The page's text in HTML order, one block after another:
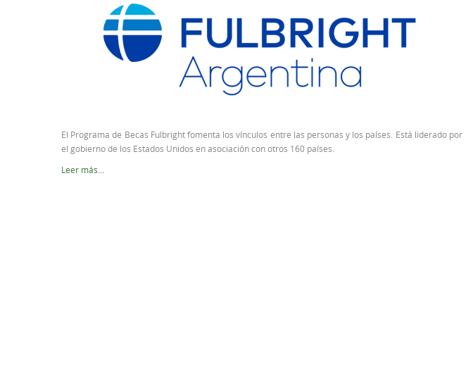
El Programa de Becas Fulbright fomenta los vínculos entre las personas y los países. Está liderado por
el gobierno de los Estados Unidos en asociación con otros 160 países.
Leer más...